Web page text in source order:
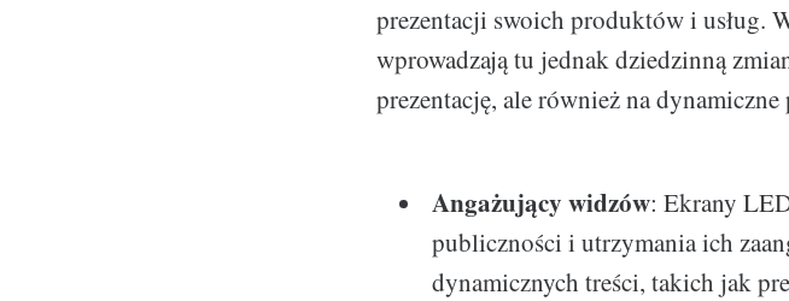
prezentacji swoich produktów i usług.
wprowadzają tu jednak dziedzinną
prezentację, ale również na
Angażujący widzów: Ekrany
publiczności i utrzymania ich
dynamicznych treści, takich jak